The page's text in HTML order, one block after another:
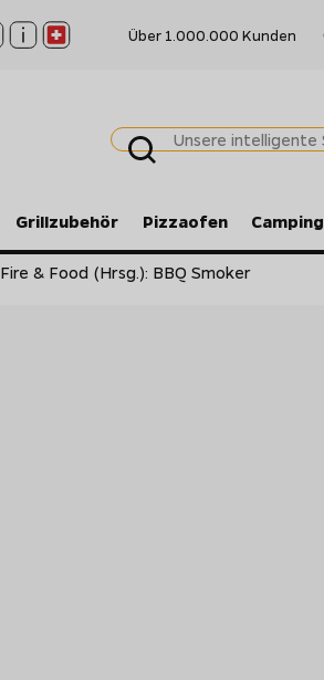
Über 1.000.000 Kunden
Grillzubehör Pizzaofen Camping
Fire & Food (Hrsg.): BBQ Smoker